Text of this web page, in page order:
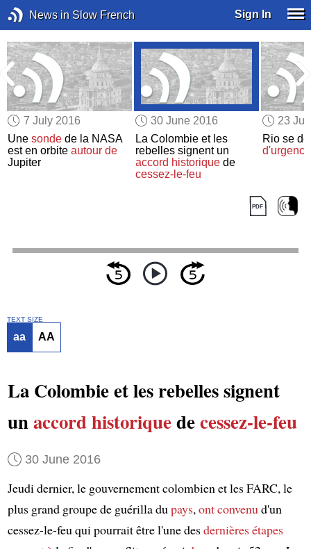
News in Slow French Sign In
7 July 2016
Unesonde de la NASA
est en orbiteautour de
Jupiter
30 June 2016
La Colombie et les
rebelles signent un
accord historiquede
cessez-le-feu
23
Rio se
d'urgence
TEXT SIZE
aa AA
La Colombie et les rebelles signent
unaccord historiquedecessez-le-feu
30 June 2016
Jeudi dernier, le gouvernement colombien et les FARC, le
plus grand groupe de guérilla dupays,ont convenud'un
cessez-le-feu qui pourrait être l'une desdernières étapes